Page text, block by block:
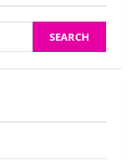
SEARCH